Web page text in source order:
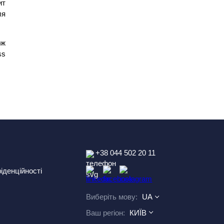
+38 044 502 20 11
Виберіть мову:
UA
Ваш регіон:
КИЇВ